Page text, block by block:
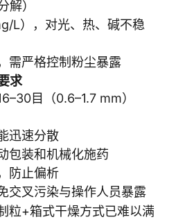
）
L），对光、热、碱不稳
需严格控制粉尘暴露
求
目（0.6–1.7 mm）
迅速分散
包装和机械化施药
防止偏析
交叉污染与操作人员暴露
粒+箱式干燥方式已难以满